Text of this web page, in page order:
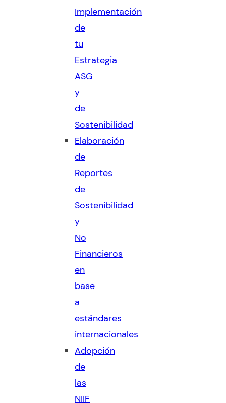
Implementación
de
tu
Estrategia
ASG
y
de
Sostenibilidad
Elaboración
de
Reportes
de
Sostenibilidad
y
No
Financieros
en
base
a
estándares
internacionales
Adopción
de
las
NIIF